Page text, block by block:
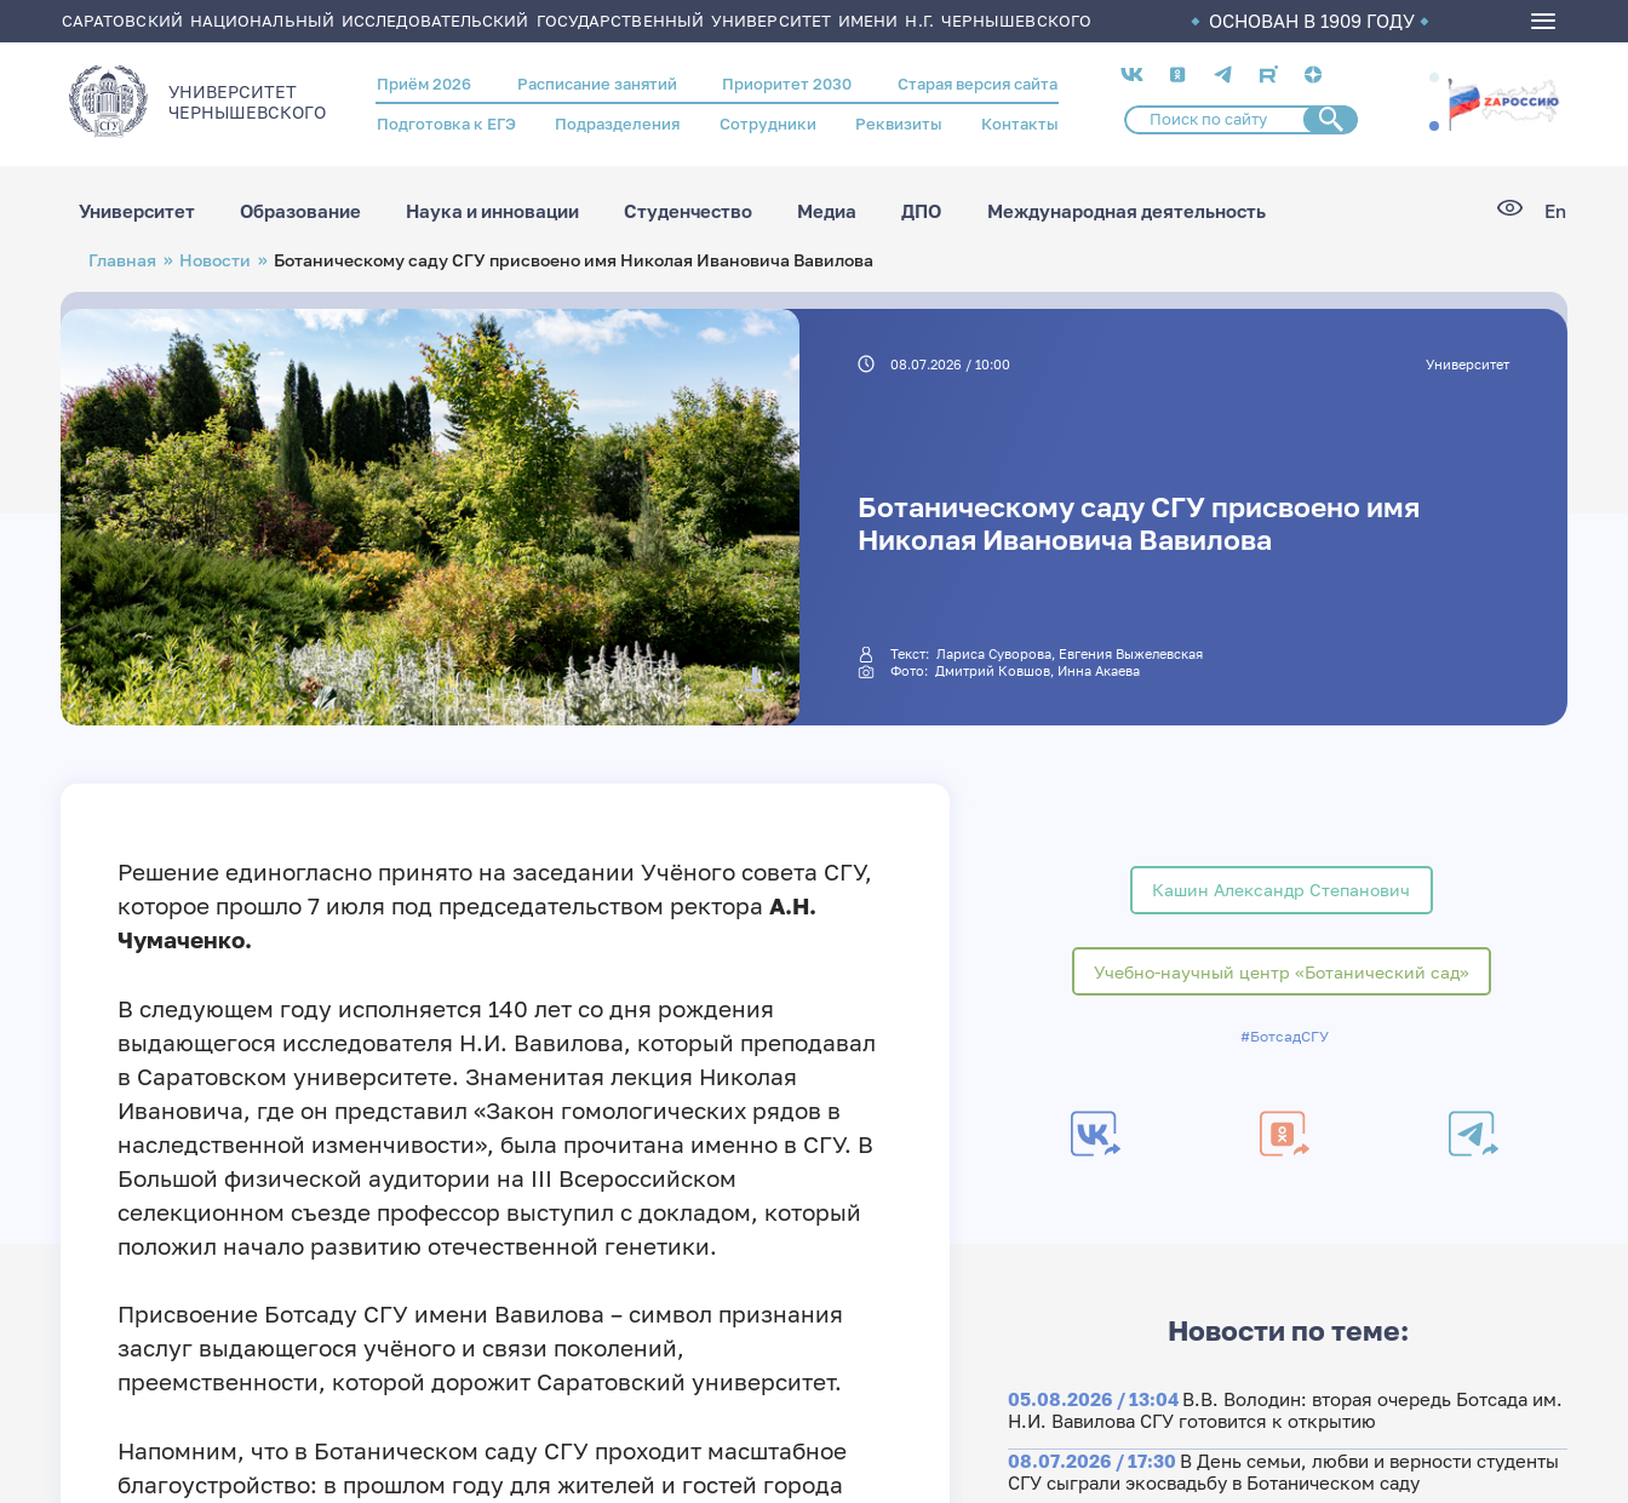
содержанию
САРАТОВСКИЙ НАЦИОНАЛЬНЫЙ ИССЛЕДОВАТЕЛЬСКИЙ ГОСУДАРСТВЕННЫЙ УНИВЕРСИТЕТ ИМЕНИ Н.Г. ЧЕРНЫШЕВСКОГО ОСНОВАН В 1909 ГОДУ
УНИВЕРСИТЕТ
ЧЕРНЫШЕВСКОГO
Header
menu
Приём 2026 Расписание занятий Приоритет 2030 Старая версия сайта
Подготовка к ЕГЭ Подразделения Сотрудники Реквизиты Контакты
Социальные
сети
Университет Образование Наука и инновации Студенчество Медиа ДПО Международная деятельность En
Строка
навигации
Главная Новости Ботаническому саду СГУ присвоено имя Николая Ивановича Вавилова
08.07.2026 / 10:00 Университет
Ботаническому саду СГУ присвоено имя
Николая Ивановича Вавилова
Текст: Лариса Суворова, Евгения Выжелевская
Фото: Дмитрий Ковшов, Инна Акаева
Решение единогласно принято на заседании Учёного совета СГУ,
которое прошло 7 июля под председательством ректора А.Н.
Чумаченко.
В следующем году исполняется 140 лет со дня рождения
выдающегося исследователя Н.И. Вавилова, который преподавал
в Саратовском университете. Знаменитая лекция Николая
Ивановича, где он представил «Закон гомологических рядов в
наследственной изменчивости», была прочитана именно в СГУ. В
Большой физической аудитории на III Всероссийском
селекционном съезде профессор выступил с докладом, который
положил начало развитию отечественной генетики.
Присвоение Ботсаду СГУ имени Вавилова – символ признания
заслуг выдающегося учёного и связи поколений,
преемственности, которой дорожит Саратовский университет.
Напомним, что в Ботаническом саду СГУ проходит масштабное
благоустройство: в прошлом году для жителей и гостей города
Кашин Александр Степанович
Учебно-научный центр «Ботанический сад»
#БотсадСГУ
Новости по теме:
05.08.2026 / 13:04 В.В. Володин: вторая очередь Ботсада им.
Н.И. Вавилова СГУ готовится к открытию
08.07.2026 / 17:30 В День семьи, любви и верности студенты
СГУ сыграли экосвадьбу в Ботаническом саду